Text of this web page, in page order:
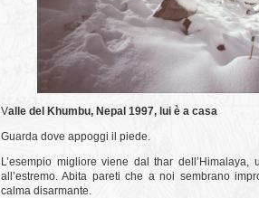
Valle del Khumbu, Nepal 1997, lui è a casa
Guarda dove appoggi il piede.
L’esempio migliore viene dal thar
all’estremo. Abita pareti che a noi sembrano
calma disarmante.